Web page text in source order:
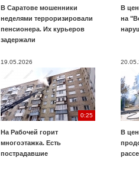
В Саратове мошенники
неделями терроризировали
пенсионера. Их курьеров
задержали
В
на
19.05.2026
0:25
На Рабочей горит
многоэтажка. Есть
пострадавшие
В